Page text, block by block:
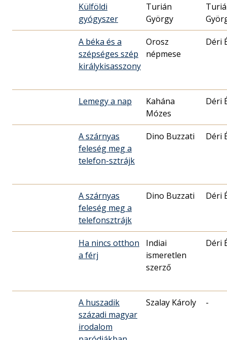
Külföldi
gyógyszer
Turián
György
A béka és a
szépséges szép
királykisasszony
Orosz
népmese
Déri
Lemegy a nap
Kahána
Mózes
Déri
A szárnyas
feleség meg a
telefon-sztrájk
Dino Buzzati Déri
A szárnyas
feleség meg a
telefonsztrájk
Dino Buzzati Déri
Ha nincs otthon
a férj
Indiai
ismeretlen
szerző
Déri
A huszadik
századi magyar
irodalom
Szalay Károly -